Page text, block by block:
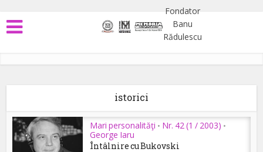
istorici
Mari personalităţi • Nr. 42 (1 / 2003) •
George Iaru
Întâlnire cu Bukovski